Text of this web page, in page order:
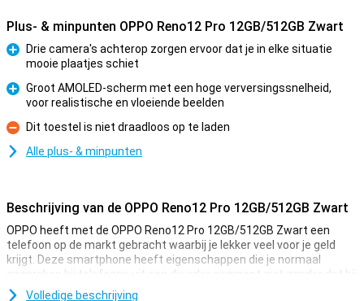
Plus- & minpunten OPPO Reno12 Pro 12GB/512GB Zwart
Pluspunt
Drie camera's achterop zorgen ervoor dat je in elke situatie
mooie plaatjes schiet
Pluspunt
Groot AMOLED-scherm met een hoge verversingssnelheid,
voor realistische en vloeiende beelden
Minpunt
Dit toestel is niet draadloos op te laden
Alle plus- & minpunten
Beschrijving van de OPPO Reno12 Pro 12GB/512GB Zwart
OPPO heeft met de OPPO Reno12 Pro 12GB/512GB Zwart een
telefoon op de markt gebracht waarbij je lekker veel voor je geld
krijgt. Deze smartphone heeft eigenschappen die je normaal
gesproken bij telefoons uit een duurder segment ziet zonder dat hij
het prijskaartje overneemt!
Volledige beschrijving